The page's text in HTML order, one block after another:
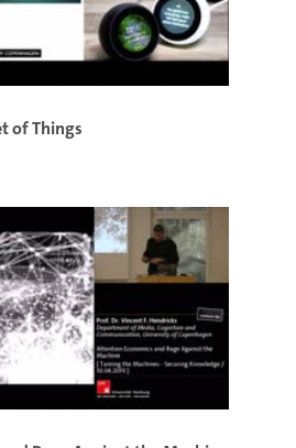
of Things